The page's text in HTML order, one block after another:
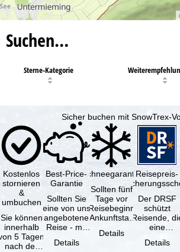
Suchen…
Sterne-Kategorie
Sicher buchen mit SnowTrex-
Kostenlos
stornieren
&
umbuchen
Sie können
innerhalb
5 Tagen
nach der
Best-Price-
Garantie
Sollten Sie
eine von uns
angebotene
Reise - mit
Leistung und
Details
Schneegarantie
Sollten fünf
Tage vor
Reisebeginn
(Ankunftstag)
aufgrund von
Schneemangel
Details
Reisepreis-
Der DRSF
schützt
Reisende,
eine
oder
Details